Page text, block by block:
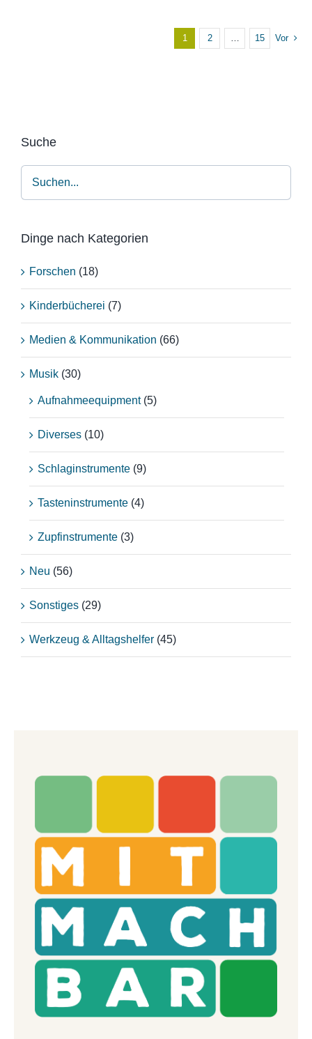
1 2 … 15 Vor
Suche
Dinge nach Kategorien
Forschen (18)
Kinderbücherei (7)
Medien & Kommunikation (66)
Musik (30)
Aufnahmeequipment (5)
Diverses (10)
Schlaginstrumente (9)
Tasteninstrumente (4)
Zupfinstrumente (3)
Neu (56)
Sonstiges (29)
Werkzeug & Alltagshelfer (45)